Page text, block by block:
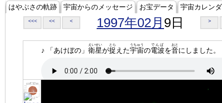
はやぶさの軌跡 宇宙からのメッセージ お宝データ 宇宙カレン
<<< << < 1997年02月 9日 >
♪ 「あけぼの」 衛星
えいせい
が捉
とら
えた宇宙
うちゅう
の電波
でんぱ
を音
おと
にしました。